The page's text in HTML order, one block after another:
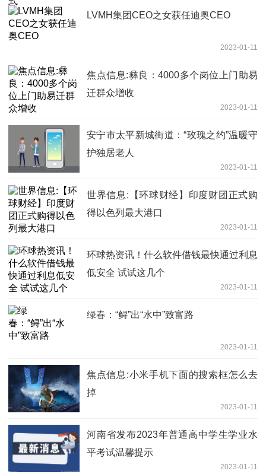
LVMH集团CEO之女获任迪奥CEO
2023-01-11
焦点信息:彝良：4000多个岗位上门助易
迁群众增收
2023-01-11
安宁市太平新城街道：“玫瑰之约”温暖守
护独居老人
2023-01-11
世界信息:【环球财经】印度财团正式购
得以色列最大港口
2023-01-11
环球热资讯！什么软件借钱最快通过利息
低安全 试试这几个
2023-01-11
绿春：“鲟”出“水中”致富路
2023-01-11
焦点信息:小米手机下面的搜索框怎么去
掉
2023-01-11
河南省发布2023年普通高中学生学业水
平考试温馨提示
2023-01-11